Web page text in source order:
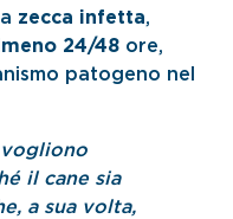
zecca infetta,
24/48 ore,
patogeno nel
vogliono
il cane sia
a sua volta,